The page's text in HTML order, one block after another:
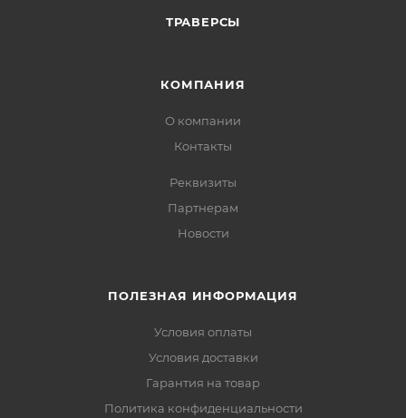
ТРАВЕРСЫ
КОМПАНИЯ
О компании
Контакты
Реквизиты
Партнерам
Новости
ПОЛЕЗНАЯ ИНФОРМАЦИЯ
Условия оплаты
Условия доставки
Гарантия на товар
Политика конфиденциальности